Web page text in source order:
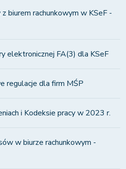
biurem rachunkowym w KSeF -
elektronicznej FA(3) dla KSeF
regulacje dla firm MŚP
i Kodeksie pracy w 2023 r.
w biurze rachunkowym -